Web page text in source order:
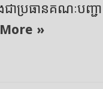
ជាប្រធានគណៈបញ្ជា
»